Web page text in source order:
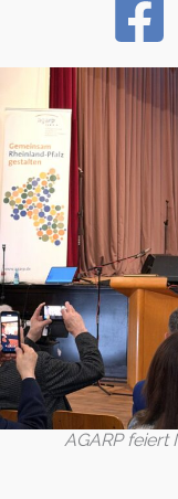
AGARP feiert